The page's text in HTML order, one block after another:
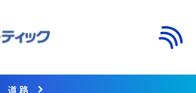
道路